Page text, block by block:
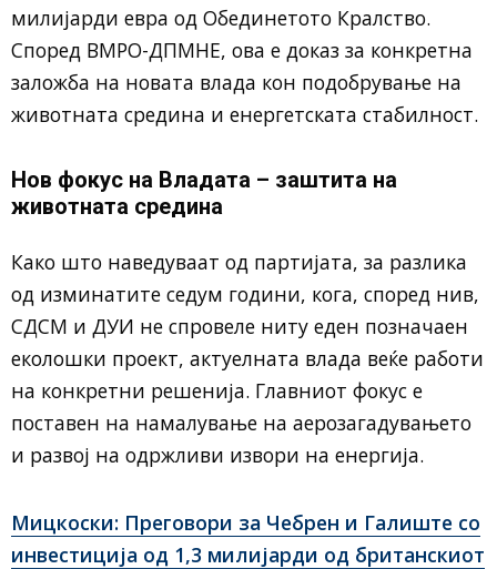
милијарди евра од Обединетото Кралство.
Според ВМРО-ДПМНЕ, ова е доказ за конкретна
заложба на новата влада кон подобрување на
животната средина и енергетската стабилност.
Нов фокус на Владата – заштита на
животната средина
Како што наведуваат од партијата, за разлика
од изминатите седум години, кога, според нив,
СДСМ и ДУИ не спровеле ниту еден позначаен
еколошки проект, актуелната влада веќе работи
на конкретни решенија. Главниот фокус е
поставен на намалување на аерозагадувањето
и развој на одржливи извори на енергија.
Мицкоски: Преговори за Чебрен и Галиште со
инвестиција од 1,3 милијарди од британскиот